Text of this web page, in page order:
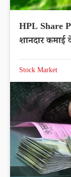
HPL Share
शानदार कमाई
Stock Market